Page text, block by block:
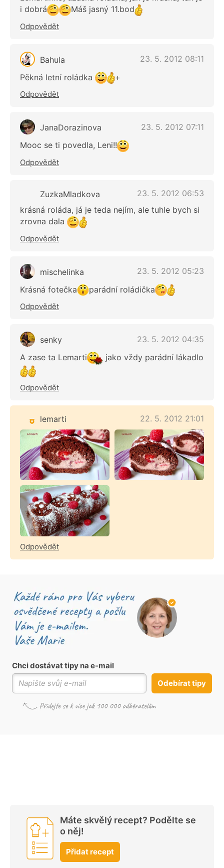
i dobrá
Máš jasný 11.bod
Odpovědět
Bahula
23. 5. 2012 08:11
Pěkná letní roládka
+
Odpovědět
JanaDorazinova
23. 5. 2012 07:11
Mooc se ti povedla, Leni!!
Odpovědět
ZuzkaMladkova
23. 5. 2012 06:53
krásná roláda, já je teda nejím, ale tuhle bych si
zrovna dala
Odpovědět
mischelinka
23. 5. 2012 05:23
Krásná fotečka
parádní roládička
Odpovědět
senky
23. 5. 2012 04:35
A zase ta Lemarti
jako vždy parádní lákadlo
Odpovědět
lemarti 22. 5. 2012 21:01
Odpovědět
Chci dostávat tipy na e-mail
Odebírat tipy
Máte skvělý recept? Podělte se
o něj!
Přidat recept